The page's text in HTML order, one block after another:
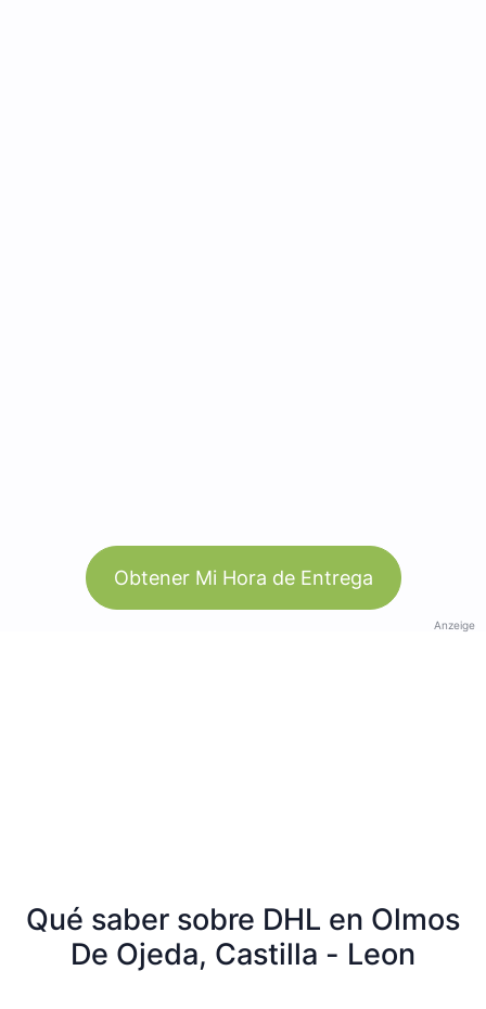
Obtener Mi Hora de Entrega
Anzeige
Qué saber sobre DHL en Olmos
De Ojeda, Castilla - Leon